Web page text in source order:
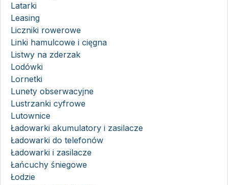
Latarki
Leasing
Liczniki rowerowe
Linki hamulcowe i cięgna
Listwy na zderzak
Lodówki
Lornetki
Lunety obserwacyjne
Lustrzanki cyfrowe
Lutownice
Ładowarki akumulatory i zasilacze
Ładowarki do telefonów
Ładowarki i zasilacze
Łańcuchy śniegowe
Łodzie